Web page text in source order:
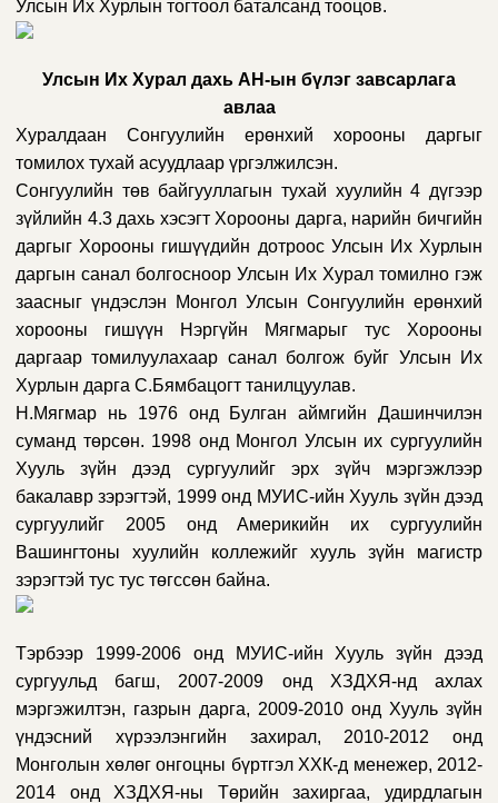
Улсын Их Хурлын тогтоол баталсанд тооцов.
Улсын Их Хурал дахь АН-ын бүлэг завсарлага
авлаа
Хуралдаан Сонгуулийн ерөнхий хорооны даргыг
томилох тухай асуудлаар үргэлжилсэн.
Сонгуулийн төв байгууллагын тухай хуулийн 4 дүгээр
зүйлийн 4.3 дахь хэсэгт Хорооны дарга, нарийн бичгийн
даргыг Хорооны гишүүдийн дотроос Улсын Их Хурлын
даргын санал болгосноор Улсын Их Хурал томилно гэж
заасныг үндэслэн Монгол Улсын Сонгуулийн ерөнхий
хорооны гишүүн Нэргүйн Мягмарыг тус Хорооны
даргаар томилуулахаар санал болгож буйг Улсын Их
Хурлын дарга С.Бямбацогт танилцуулав.
Н.Мягмар нь 1976 онд Булган аймгийн Дашинчилэн
суманд төрсөн. 1998 онд Монгол Улсын их сургуулийн
Хууль зүйн дээд сургуулийг эрх зүйч мэргэжлээр
бакалавр зэрэгтэй, 1999 онд МУИС-ийн Хууль зүйн дээд
сургуулийг 2005 онд Америкийн их сургуулийн
Вашингтоны хуулийн коллежийг хууль зүйн магистр
зэрэгтэй тус тус төгссөн байна.
Тэрбээр 1999-2006 онд МУИС-ийн Хууль зүйн дээд
сургуульд багш, 2007-2009 онд ХЗДХЯ-нд ахлах
мэргэжилтэн, газрын дарга, 2009-2010 онд Хууль зүйн
үндэсний хүрээлэнгийн захирал, 2010-2012 онд
Монголын хөлөг онгоцны бүртгэл ХХК-д менежер, 2012-
2014 онд ХЗДХЯ-ны Төрийн захиргаа, удирдлагын